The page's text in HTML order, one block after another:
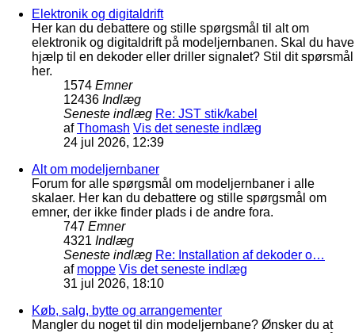
Elektronik og digitaldrift
Her kan du debattere og stille spørgsmål til alt om
elektronik og digitaldrift på modeljernbanen. Skal du have
hjælp til en dekoder eller driller signalet? Stil dit spørsmål
her.
1574 Emner
12436 Indlæg
Seneste indlæg Re: JST stik/kabel
afThomash Vis det seneste indlæg
24 jul 2026, 12:39
Alt om modeljernbaner
Forum for alle spørgsmål om modeljernbaner i alle
skalaer. Her kan du debattere og stille spørgsmål om
emner, der ikke finder plads i de andre fora.
747 Emner
4321 Indlæg
Seneste indlæg Re: Installation af dekoder o…
af moppe Vis det seneste indlæg
31 jul 2026, 18:10
Køb, salg, bytte og arrangementer
Mangler du noget til din modeljernbane? Ønsker du at